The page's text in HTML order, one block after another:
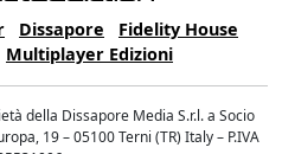
Dissapore
Fidelity House
Multiplayer Edizioni
della Dissapore Media S.r.l. a Socio
19 – 05100 Terni (TR) Italy – P.IVA